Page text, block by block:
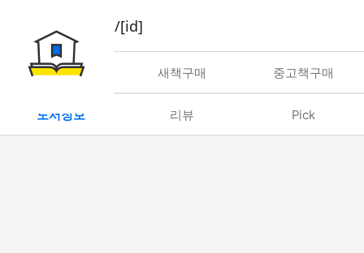
book/rent/[id]
대여 새책구매 중고책구매
도서정보 리뷰 Pick